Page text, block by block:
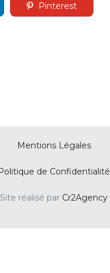
Pinterest
Mentions Légales
de Confidentialité
Site réalisé par Cr2Agency